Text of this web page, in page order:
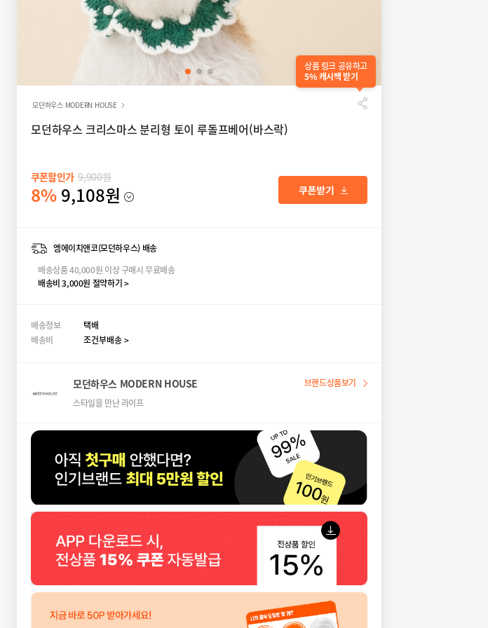
상품 링크 공유하고
5% 캐시백 받기
모던하우스 MODERN HOUSE
모던하우스 크리스마스 분리형 토이 루돌프베어(바스락)
쿠폰할인가 9,900원
8% 9,108원
엠에이치앤코(모던하우스) 배송
배송상품 40,000원 이상 구매시 무료배송
배송비 3,000원 절약하기 >
배송정보
택배
배송비
조건부배송 >
모던하우스 MODERN HOUSE
스타일을 만난 라이프
브랜드상품보기